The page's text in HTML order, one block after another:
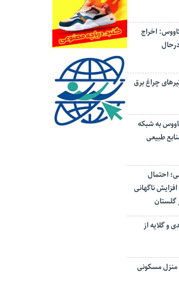
اخراج
چراغ برق
به شبکه
طبیعی
احتمال
ناگهانی
گلستان
و گلایه از
منزل مسکونی